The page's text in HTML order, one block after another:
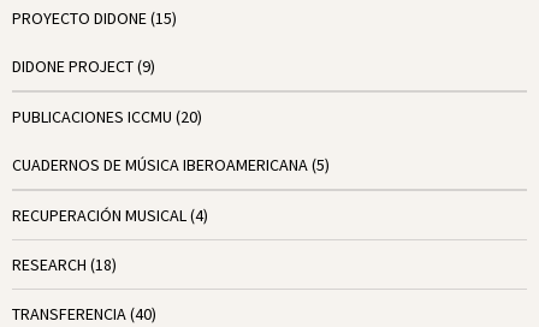
PROYECTO DIDONE(15)
DIDONE PROJECT(9)
PUBLICACIONES ICCMU (20)
CUADERNOS DE MÚSICA IBEROAMERICANA(5)
RECUPERACIÓN MUSICAL(4)
RESEARCH (18)
TRANSFERENCIA(40)